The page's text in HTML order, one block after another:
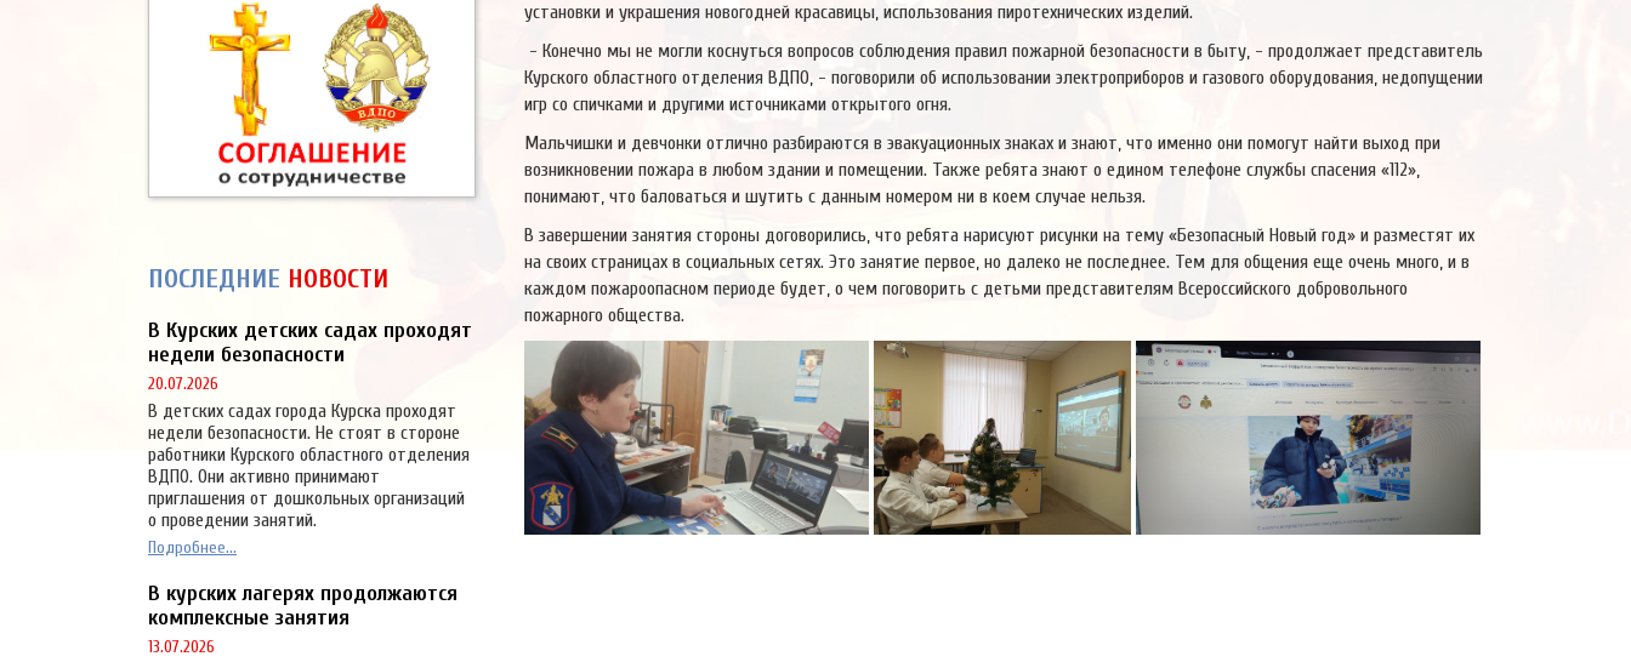
ПОСЛЕДНИЕ НОВОСТИ
В Курских детских садах проходят
недели безопасности
20.07.2026
В детских садах города Курска проходят
недели безопасности. Не стоят в стороне
работники Курского областного отделения
ВДПО. Они активно принимают
приглашения от дошкольных организаций
о проведении занятий.
Подробнее...
В курских лагерях продолжаются
комплексные занятия
13.07.2026
установки и украшения новогодней красавицы, использования пиротехнических изделий.
- Конечно мы не могли коснуться вопросов соблюдения правил пожарной безопасности в быту, - продолжает представитель
Курского областного отделения ВДПО, - поговорили об использовании электроприборов и газового оборудования, недопущении
игр со спичками и другими источниками открытого огня.
Мальчишки и девчонки отлично разбираются в эвакуационных знаках и знают, что именно они помогут найти выход при
возникновении пожара в любом здании и помещении. Также ребята знают о едином телефоне службы спасения «112»,
понимают, что баловаться и шутить с данным номером ни в коем случае нельзя.
В завершении занятия стороны договорились, что ребята нарисуют рисунки на тему «Безопасный Новый год» и разместят их
на своих страницах в социальных сетях. Это занятие первое, но далеко не последнее. Тем для общения еще очень много, и в
каждом пожароопасном периоде будет, о чем поговорить с детьми представителям Всероссийского добровольного
пожарного общества.